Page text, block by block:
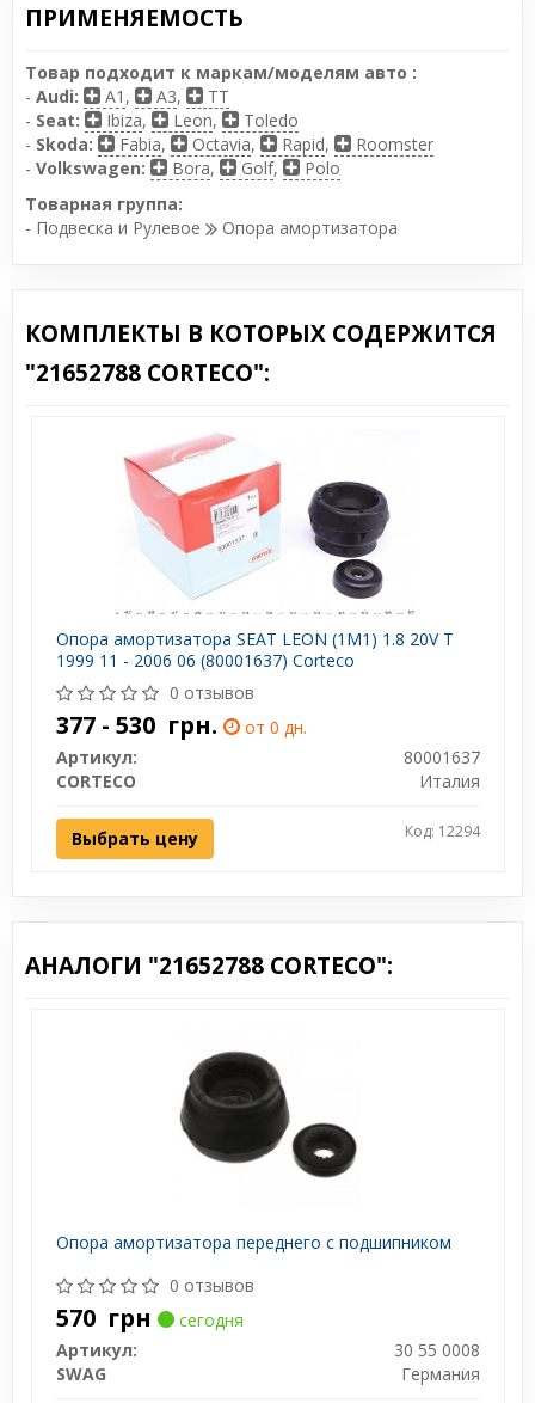
ПРИМЕНЯЕМОСТЬ
Товар подходит к маркам/моделям авто :
- Audi: A1 , A3,
TT
- Seat: Ibiza, Leon,
Toledo
- Skoda: Fabia, Octavia, Rapid,
Roomster
- Volkswagen: Bora, Golf,
Polo
Товарная группа:
- Подвеска и Рулевое
Опора амортизатора
КОМПЛЕКТЫ В КОТОРЫХ СОДЕРЖИТСЯ
"21652788 CORTECO":
Опора амортизатора SEAT LEON (1M1) 1.8 20V T
1999 11 - 2006 06 (80001637) Corteco
0 отзывов
377 - 530 грн.
от 0 дн.
Артикул:
80001637
CORTECO
Италия
Выбрать цену Код: 12294
АНАЛОГИ "21652788 CORTECO":
Опора амортизатора переднего с подшипником
0 отзывов
570 грн
сегодня
Артикул:
30 55 0008
SWAG
Германия